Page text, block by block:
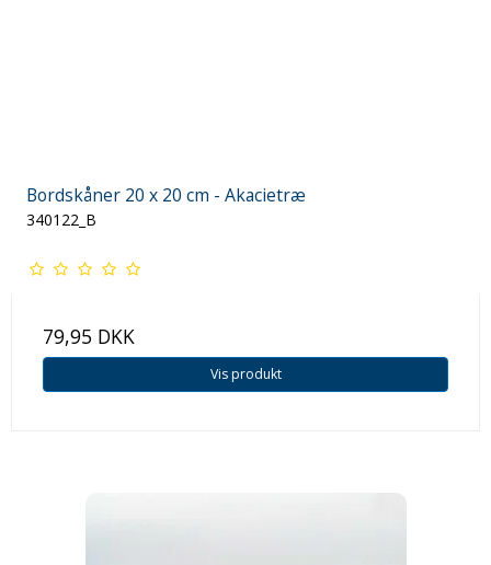
Bordskåner 20 x 20 cm - Akacietræ
340122_B
79,95 DKK
Vis produkt